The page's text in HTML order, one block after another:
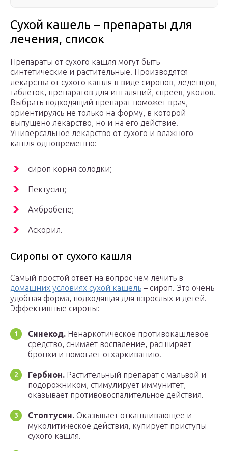
Сухой кашель – препараты для
лечения, список
Препараты от сухого кашля могут быть
синтетические и растительные. Производятся
лекарства от сухого кашля в виде сиропов, леденцов,
таблеток, препаратов для ингаляций, спреев, уколов.
Выбрать подходящий препарат поможет врач,
ориентируясь не только на форму, в которой
выпущено лекарство, но и на его действие.
Универсальное лекарство от сухого и влажного
кашля одновременно:
сироп корня солодки;
Пектусин;
Амбробене;
Аскорил.
Сиропы от сухого кашля
Самый простой ответ на вопрос чем лечить в
домашних условиях сухой кашель – сироп. Это очень
удобная форма, подходящая для взрослых и детей.
Эффективные сиропы:
Синекод. Ненаркотическое противокашлевое
средство, снимает воспаление, расширяет
бронхи и помогает отхаркиванию.
Гербион. Растительный препарат с мальвой и
подорожником, стимулирует иммунитет,
оказывает противовоспалительное действия.
Стоптусин. Оказывает откашливающее и
муколитическое действия, купирует приступы
сухого кашля.